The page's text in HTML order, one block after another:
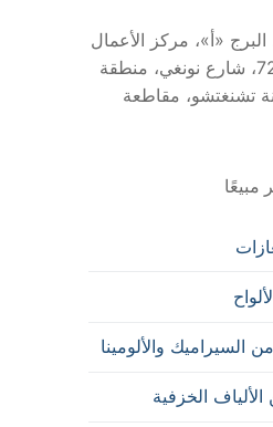
1306، البرج «أ»، مركز الأعمال
الدولي، رقم 72، شارع نونغي، منطقة
تشنغتشو، مقاطعة
مبيعًا
والألومينا
الخزفية